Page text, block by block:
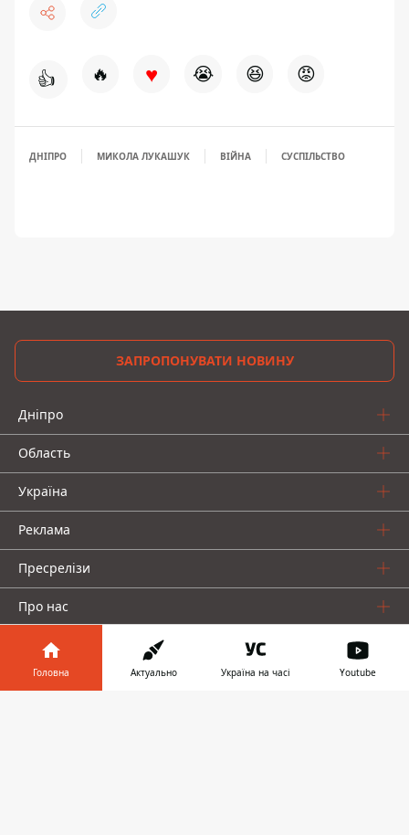
👍 🔥 ♥ 😭 😆 😡
ДНІПРО МИКОЛА ЛУКАШУК ВІЙНА СУСПІЛЬСТВО
ЗАПРОПОНУВАТИ НОВИНУ
Дніпро
Область
Україна
Реклама
Пресрелізи
Про нас
Головна Актуально Україна на часі Youtube